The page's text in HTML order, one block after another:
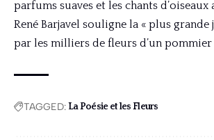
parfums suaves et les chants
René Barjavel souligne la « plus grande
par les milliers de fleurs d’un pommier
TAGGED:La Poésie et les Fleurs